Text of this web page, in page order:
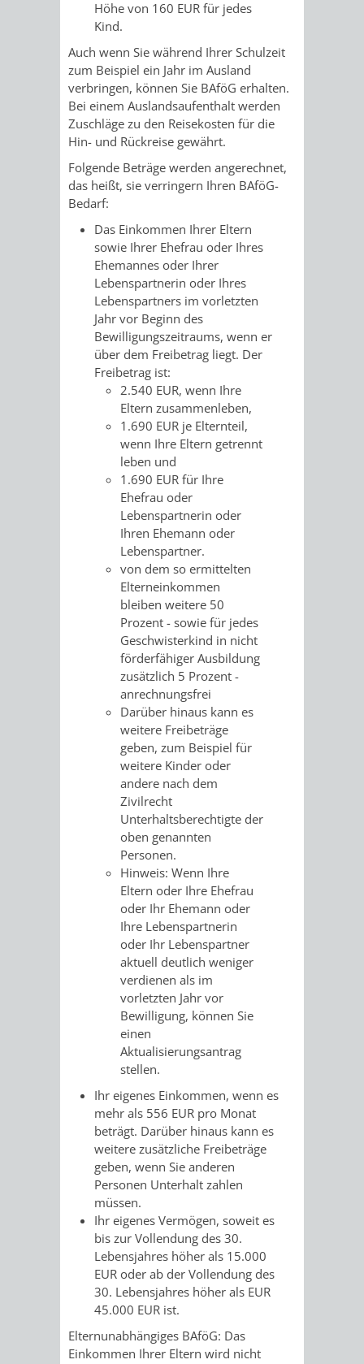
UND
DES
HAUSHALT
UND
KLIMASCHUTZ
UND
Höhe von 160 EUR für jedes
Kind.
Auch wenn Sie während Ihrer Schulzeit
zum Beispiel ein Jahr im Ausland
verbringen, können Sie BAföG erhalten.
Bei einem Auslandsaufenthalt werden
Zuschläge zu den Reisekosten für die
Hin- und Rückreise gewährt.
Folgende Beträge werden angerechnet,
das heißt, sie verringern Ihren BAföG-
Bedarf:
Das Einkommen Ihrer Eltern
sowie Ihrer Ehefrau oder Ihres
Ehemannes oder Ihrer
Lebenspartnerin oder Ihres
Lebenspartners im vorletzten
Jahr vor Beginn des
Bewilligungszeitraums, wenn er
über dem Freibetrag liegt. Der
Freibetrag ist:
2.540 EUR, wenn Ihre
Eltern zusammenleben,
1.690 EUR je Elternteil,
wenn Ihre Eltern getrennt
leben und
1.690 EUR für Ihre
Ehefrau oder
Lebenspartnerin oder
Ihren Ehemann oder
Lebenspartner.
von dem so ermittelten
Elterneinkommen
bleiben weitere 50
Prozent - sowie für jedes
Geschwisterkind in nicht
förderfähiger Ausbildung
zusätzlich 5 Prozent -
anrechnungsfrei
Darüber hinaus kann es
weitere Freibeträge
geben, zum Beispiel für
weitere Kinder oder
andere nach dem
Zivilrecht
Unterhaltsberechtigte der
oben genannten
Personen.
Hinweis: Wenn Ihre
Eltern oder Ihre Ehefrau
oder Ihr Ehemann oder
Ihre Lebenspartnerin
oder Ihr Lebenspartner
aktuell deutlich weniger
verdienen als im
vorletzten Jahr vor
Bewilligung, können Sie
einen
Aktualisierungsantrag
stellen.
Ihr eigenes Einkommen, wenn es
mehr als 556 EUR pro Monat
beträgt. Darüber hinaus kann es
weitere zusätzliche Freibeträge
geben, wenn Sie anderen
Personen Unterhalt zahlen
müssen.
Ihr eigenes Vermögen, soweit es
bis zur Vollendung des 30.
Lebensjahres höher als 15.000
EUR oder ab der Vollendung des
30. Lebensjahres höher als EUR
45.000 EUR ist.
Elternunabhängiges BAföG: Das
Einkommen Ihrer Eltern wird nicht